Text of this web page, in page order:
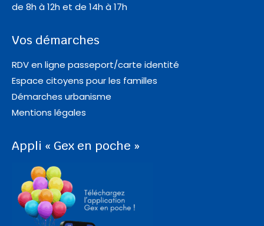
de 8h à 12h et de 14h à 17h
Vos démarches
RDV en ligne passeport/carte identité
Espace citoyens pour les familles
Démarches urbanisme
Mentions légales
Appli « Gex en poche »